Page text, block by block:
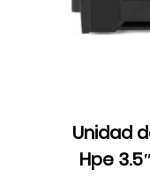
Unidad
Hpe